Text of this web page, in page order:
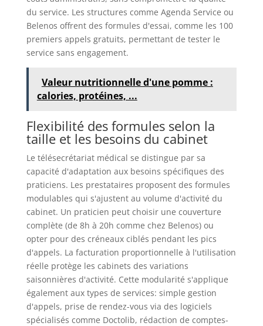
du service. Les structures comme Agenda Service ou
Belenos offrent des formules d'essai, comme les 100
premiers appels gratuits, permettant de tester le
service sans engagement.
Valeur nutritionnelle d'une pomme :
calories, protéines, ...
Flexibilité des formules selon la
taille et les besoins du cabinet
Le télésecrétariat médical se distingue par sa
capacité d'adaptation aux besoins spécifiques des
praticiens. Les prestataires proposent des formules
modulables qui s'ajustent au volume d'activité du
cabinet. Un praticien peut choisir une couverture
complète (de 8h à 20h comme chez Belenos) ou
opter pour des créneaux ciblés pendant les pics
d'appels. La facturation proportionnelle à l'utilisation
réelle protège les cabinets des variations
saisonnières d'activité. Cette modularité s'applique
également aux types de services: simple gestion
d'appels, prise de rendez-vous via des logiciels
spécialisés comme Doctolib, rédaction de comptes-